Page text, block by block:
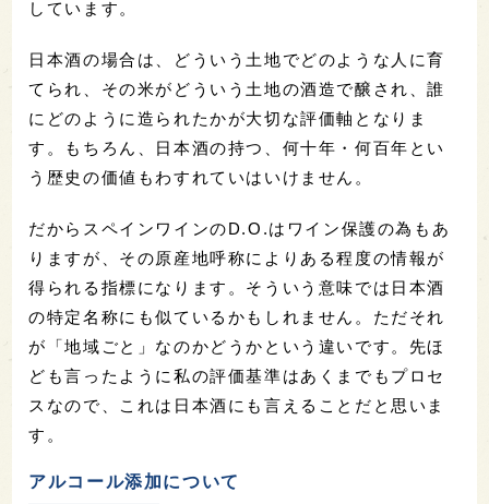
しています。
日本酒の場合は、どういう土地でどのような人に育
てられ、その米がどういう土地の酒造で醸され、誰
にどのように造られたかが大切な評価軸となりま
す。もちろん、日本酒の持つ、何十年・何百年とい
う歴史の価値もわすれていはいけません。
だからスペインワインのD.O.はワイン保護の為もあ
りますが、その原産地呼称によりある程度の情報が
得られる指標になります。そういう意味では日本酒
の特定名称にも似ているかもしれません。ただそれ
が「地域ごと」なのかどうかという違いです。先ほ
ども言ったように私の評価基準はあくまでもプロセ
スなので、これは日本酒にも言えることだと思いま
す。
アルコール添加について